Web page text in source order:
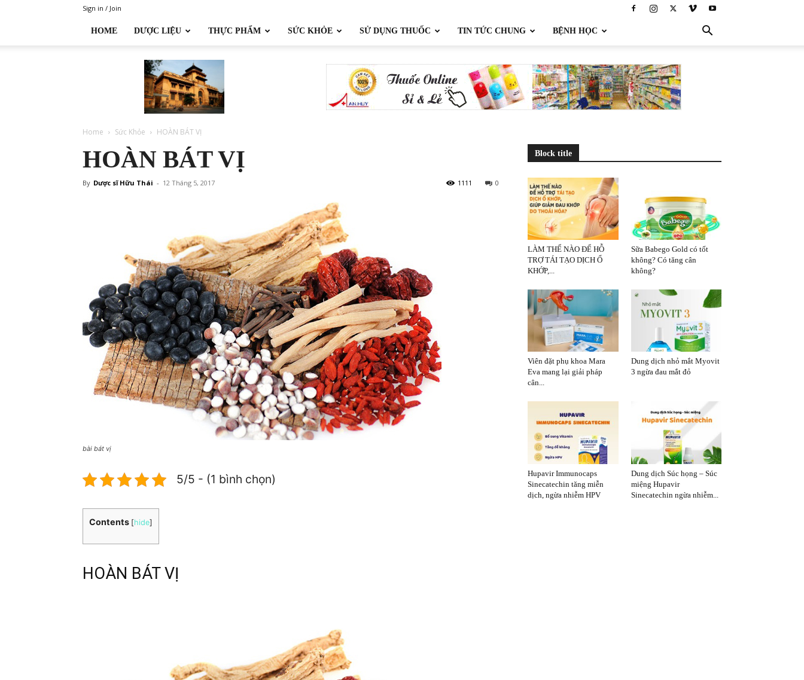
Sign in / Join
HOME DƯỢC LIỆU THỰC PHẨM SỨC KHỎE SỬ DỤNG THUỐC TIN TỨC CHUNG BỆNH HỌC
Home Sức Khỏe HOÀN BÁT VỊ
HOÀN BÁT VỊ
By Dược sĩ Hữu Thái - 12 Tháng 5, 2017 0
1111
bài bát vị
5/5 - (1 bình chọn)
Contents [hide]
HOÀN BÁT VỊ
Block title
LÀM THẾ NÀO ĐỂ HỖ
TRỢ TÁI TẠO DỊCH Ổ
KHỚP,...
Sữa Babego Gold có tốt
không? Có tăng cân
không?
Viên đặt phụ khoa Mara
Eva mang lại giải pháp
cân...
Dung dịch nhỏ mắt Myovit
3 ngừa đau mắt đỏ
Hupavir Immunocaps
Sinecatechin tăng miễn
dịch, ngừa nhiễm HPV
Dung dịch Súc họng – Súc
miệng Hupavir
Sinecatechin ngừa nhiễm...